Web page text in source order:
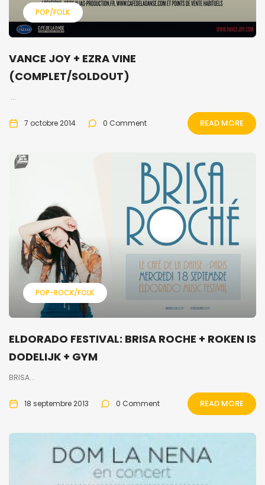
POP/FOLK
VANCE JOY + EZRA VINE
(COMPLET/SOLDOUT)
...
7 octobre 2014 0 Comment READ MORE
POP-ROCK/FOLK
ELDORADO FESTIVAL: BRISA ROCHE + ROKEN IS
DODELIJK + GYM
BRISA...
18 septembre 2013 0 Comment READ MORE